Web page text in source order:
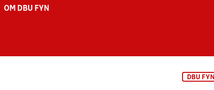
OM DBU FYN
DBU FYN